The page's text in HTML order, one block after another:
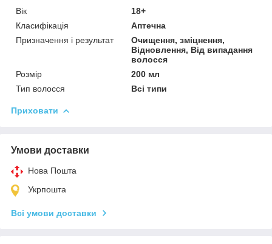
Вік
18+
Класифікація
Аптечна
Призначення і результат
Очищення, зміцнення,
Відновлення, Від випадання
волосся
Розмір
200 мл
Тип волосся
Всі типи
Приховати
Умови доставки
Нова Пошта
Укрпошта
Всі умови доставки